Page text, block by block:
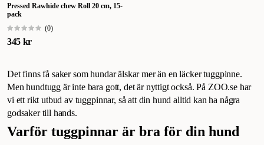
Pressed Rawhide chew Roll 20 cm, 15-
pack
(0)
345 kr
Det finns få saker som hundar älskar mer än en läcker tuggpinne.
Men hundtugg är inte bara gott, det är nyttigt också. På ZOO.se har
vi ett rikt utbud av tuggpinnar, så att din hund alltid kan ha några
godsaker till hands.
Varför tuggpinnar är bra för din hund